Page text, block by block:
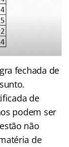
fechada de
de
podem ser
não
de